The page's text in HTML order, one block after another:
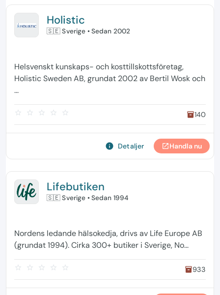
Holistic
🇸🇪 Sverige • Sedan 2002
Helsvenskt kunskaps- och kosttillskottsföretag,
Holistic Sweden AB, grundat 2002 av Bertil Wosk och
...
star_border star_border star_border star_border star_border inventory140
info Detaljer open_in_newHandla nu
Lifebutiken
🇸🇪 Sverige • Sedan 1994
Nordens ledande hälsokedja, drivs av Life Europe AB
(grundat 1994). Cirka 300+ butiker i Sverige, No...
star_border star_border star_border star_border star_border inventory933